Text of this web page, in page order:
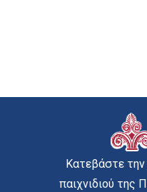
Κατεβάστε
παιχνιδιού της